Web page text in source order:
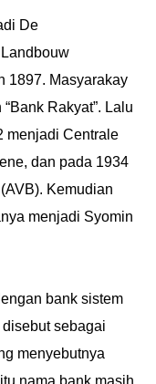
De
1897. Masyarakay
Rakyat”. Lalu
menjadi Centrale
dan pada 1934
Kemudian
menjadi Syomin
bank sistem
sebagai
menyebutnya
nama bank masih